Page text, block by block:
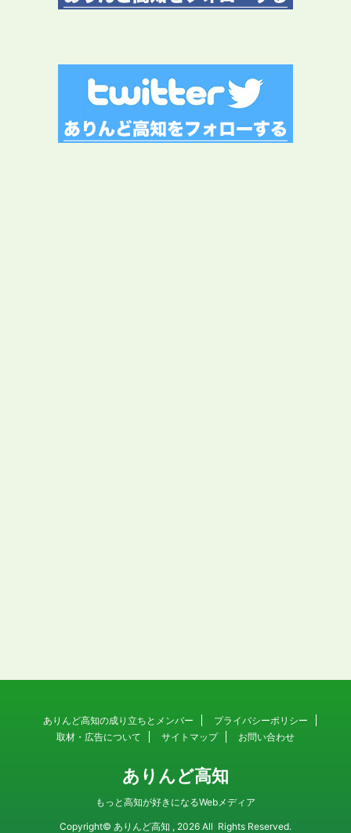
ありんど高知の成り立ちとメンバー
プライバシーポリシー
取材・広告について
サイトマップ お問い合わせ
ありんど高知
もっと高知が好きになるWebメディア
Copyright© ありんど高知 , 2026 All Rights Reserved.